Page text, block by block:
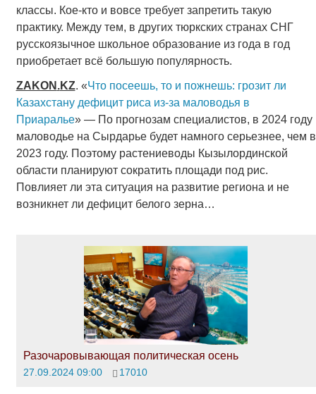
классы. Кое-кто и вовсе требует запретить такую
практику. Между тем, в других тюркских странах СНГ
русскоязычное школьное образование из года в год
приобретает всё большую популярность.
ZAKON .KZ. «Что посеешь, то и пожнешь: грозит ли
Казахстану дефицит риса из-за маловодья в
Приаралье» — По прогнозам специалистов, в 2024 году
маловодье на Сырдарье будет намного серьезнее, чем в
2023 году. Поэтому растениеводы Кызылординской
области планируют сократить площади под рис.
Повлияет ли эта ситуация на развитие региона и не
возникнет ли дефицит белого зерна…
Разочаровывающая политическая осень
27.09.2024 09:00 17010